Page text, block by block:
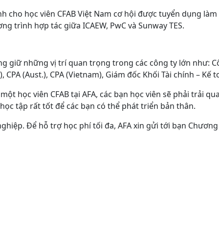
học viên CFAB Việt Nam cơ hội được tuyển dụng
trình hợp tác giữa ICAEW, PwC và Sunway TES.
giữ những vị trí quan trọng trong các công ty lớn như:
CPA (Aust.), CPA (Vietnam), Giám đốc Khối Tài chính –
học viên CFAB tại AFA, các bạn học viên sẽ phải trải
tập rất tốt để các bạn có thể phát triển bản thân.
Để hỗ trợ học phí tối đa, AFA xin gửi tới bạn